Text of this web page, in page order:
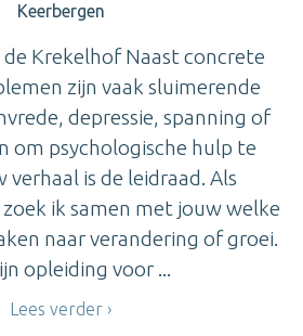
Keerbergen
Krekelhof Naast concrete
zijn vaak sluimerende
depressie, spanning of
om psychologische hulp te
verhaal is de leidraad. Als
ik samen met jouw welke
naar verandering of groei.
opleiding voor ...
Lees verder